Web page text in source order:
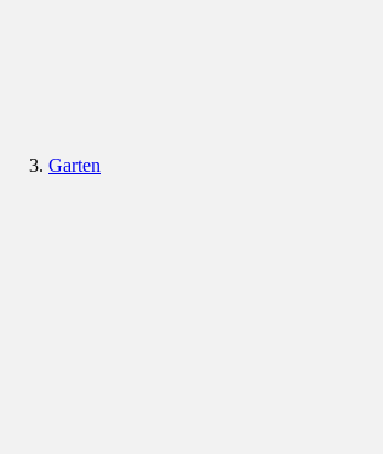
Garten